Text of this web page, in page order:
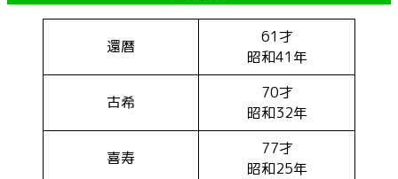
還暦
61才
昭和41年
古希
70才
昭和32年
喜寿
77才
昭和25年